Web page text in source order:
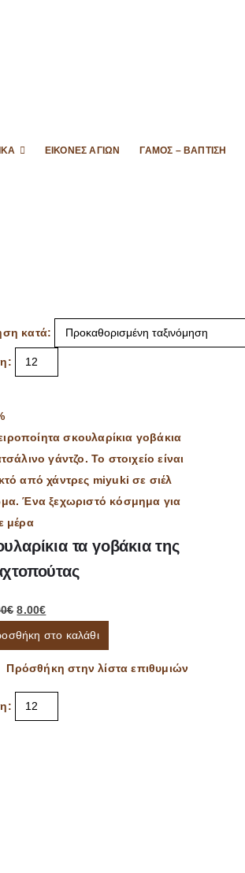
ΕΙΚΌΝΕΣ ΑΓΊΩΝ ΓΆΜΟΣ – ΒΆΠΤΙΣΗ
κατά:
τα γοβάκια της
€ 8.00€
στο καλάθι
Πρόσθήκη στην λίστα επιθυμιών